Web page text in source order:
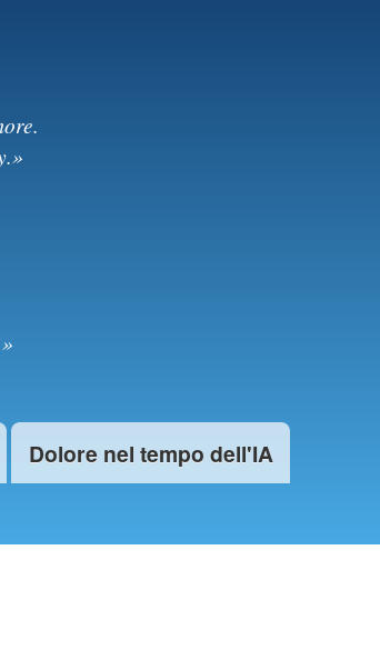
Dolore nel tempo dell'IA